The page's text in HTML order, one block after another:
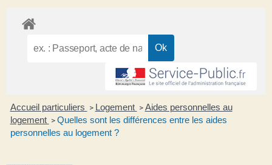
Accueil particuliers > Logement > Aides personnelles au
logement > Quelles sont les différences entre les aides
personnelles au logement ?